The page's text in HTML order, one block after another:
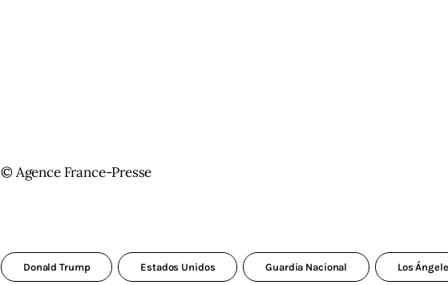
© Agence France-Presse
Donald Trump Estados Unidos Guardia Nacional Los